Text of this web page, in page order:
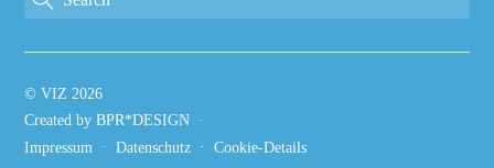
©VIZ 2026
Created by BPR*DESIGN ·
Impressum ·Datenschutz ·Cookie-Details